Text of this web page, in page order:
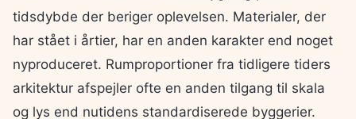
tidsdybde der beriger oplevelsen. Materialer, der
har stået i årtier, har en anden karakter end noget
nyproduceret. Rumproportioner fra tidligere tiders
arkitektur afspejler ofte en anden tilgang til skala
og lys end nutidens standardiserede byggerier.